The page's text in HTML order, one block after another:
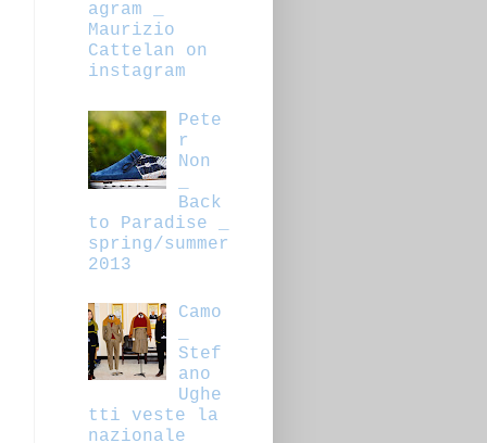
agram _
Maurizio
Cattelan on
instagram
Pete
r
Non
Back
to Paradise _
spring/summer
2013
Camo
Stef
ano
Ughe
tti veste la
nazionale